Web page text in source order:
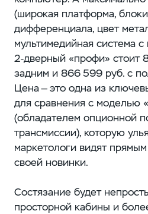
(широкая платформа,
дифференциала, цвет
мультимедийная система с
2‑дверный «профи» стоит
задним и 866 599 руб. с
Цена — это одна из
для сравнения с моделью
(обладателем опционной
трансмиссии), которую
маркетологи видят
своей новинки.
Состязание будет
просторной кабины и